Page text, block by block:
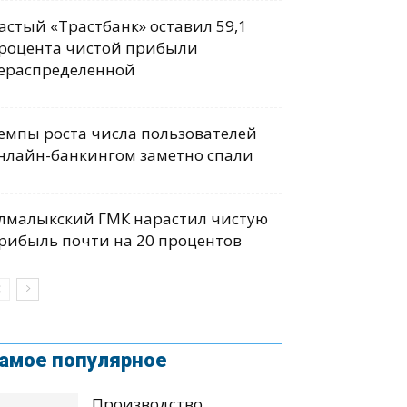
«Трастбанк» оставил 59,1
чистой прибыли
роста числа пользователей
банкингом заметно спали
ГМК нарастил чистую
почти на 20 процентов
популярное